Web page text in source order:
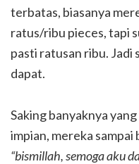
terbatas, biasanya
ratus/ribu pieces, tapi
pasti ratusan ribu. Jadi
dapat.
Saking banyaknya
impian, mereka sampai
“bismillah, semoga aku